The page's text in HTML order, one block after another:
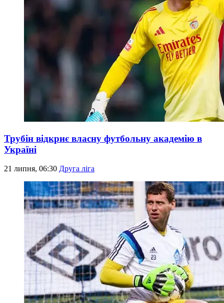
Трубін відкриє власну футбольну академію в
Україні
21 липня, 06:30 Друга ліга